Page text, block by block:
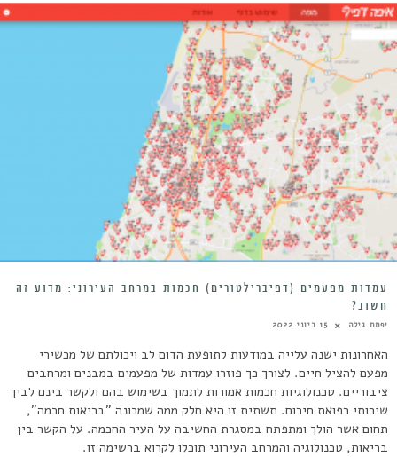
עמדות מפעמים (דפיברילטורים) חכמות במרחב העירוני: מדוע זה
חשוב?
יפתח גילה 15 ביוני 2022
האחרונות ישנה עלייה במודעות לתופעת הדום לב ויכולתם של מכשירי
מפעם להציל חיים. לצורך כך פוזרו עמדות של מפעמים במבנים ומרחבים
ציבוריים. טכנולוגיות חכמות אמורות לתמוך בשימוש בהם ולקשר בינם לבין
שירותי רפואת חירום. תשתית זו היא חלק ממה שמכונה "בריאות חכמה",
תחום אשר הולך ומתפתח במסגרת החשיבה על העיר החכמה. על הקשר בין
בריאות, טכנולוגיה והמרחב העירוני תוכלו לקרוא ברשימה זו.